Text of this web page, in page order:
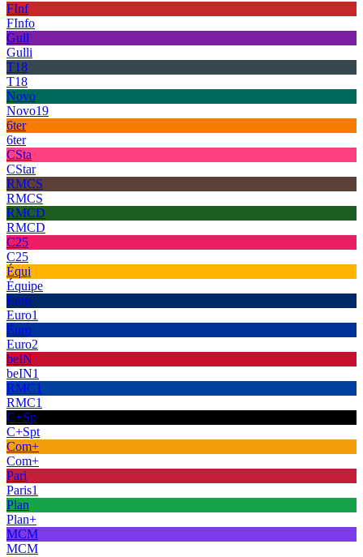
FInf
FInfo
Gull
Gulli
T18
T18
Novo
Novo19
6ter
6ter
CSta
CStar
RMCS
RMCS
RMCD
RMCD
C25
C25
Équi
Équipe
Euro
Euro1
Euro
Euro2
beIN
beIN1
RMC1
RMC1
C+Sp
C+Spt
Com+
Com+
Pari
Paris1
Plan
Plan+
MCM
MCM